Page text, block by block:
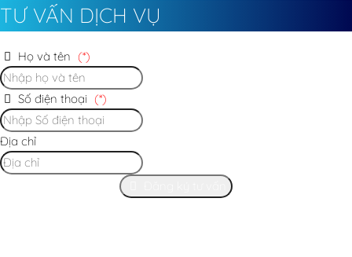
TƯ VẤN DỊCH VỤ
Họ và tên (*)
Số điện thoại (*)
Địa chỉ